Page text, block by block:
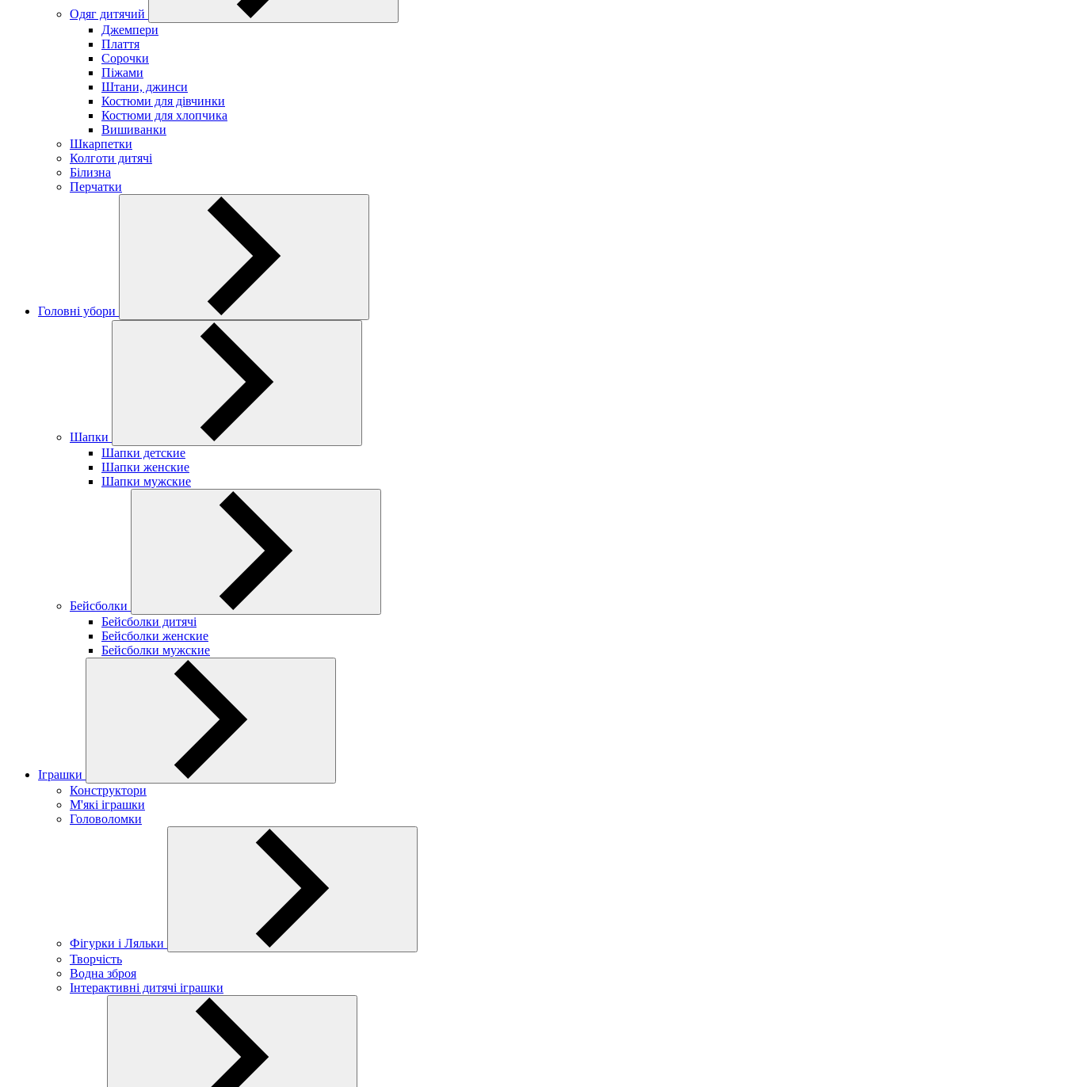
Одяг дитячий
Джемпери
Плаття
Сорочки
Піжами
Штани, джинси
Костюми для дівчинки
Костюми для хлопчика
Вишиванки
Шкарпетки
Колготи дитячі
Білизна
Перчатки
Головні убори
Шапки
Шапки детские
Шапки женские
Шапки мужские
Бейсболки
Бейсболки дитячі
Бейсболки женские
Бейсболки мужские
Іграшки
Конструктори
М'які іграшки
Головоломки
Фігурки і Ляльки
Творчість
Водна зброя
Інтерактивні дитячі іграшки